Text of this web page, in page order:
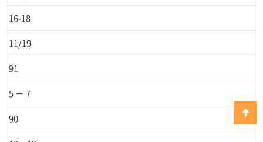
16-18
11/19
91
5 － 7
90